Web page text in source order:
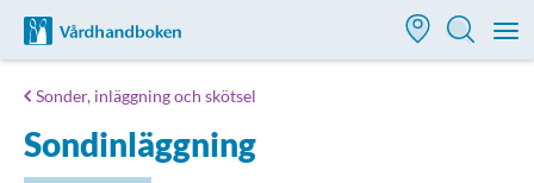
Till startsidan för Vårdhandboken
Sonder, inläggning och skötsel
Sondinläggning